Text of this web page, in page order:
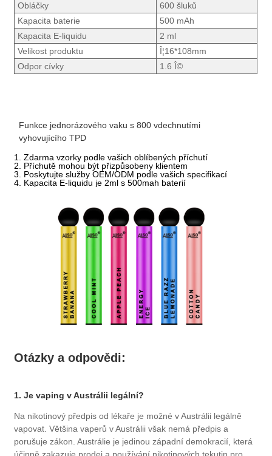
Obláčky
600 šluků
Kapacita baterie
500 mAh
Kapacita E-liquidu
2 ml
Velikost produktu
Î¦16*108mm
Odpor cívky
1.6 Î©
Funkce jednorázového vaku s 800 vdechnutími
vyhovujícího TPD
1. Zdarma vzorky podle vašich oblíbených příchutí
2. Příchutě mohou být přizpůsobeny klientem
3. Poskytujte služby OEM/ODM podle vašich specifikací
4. Kapacita E-liquidu je 2ml s 500mah baterií
Otázky a odpovědi:
1. Je vaping v Austrálii legální?
Na nikotinový předpis od lékaře je možné v Austrálii legálně
vapovat. Většina vaperů v Austrálii však nemá předpis a
porušuje zákon. Austrálie je jedinou západní demokracií, která